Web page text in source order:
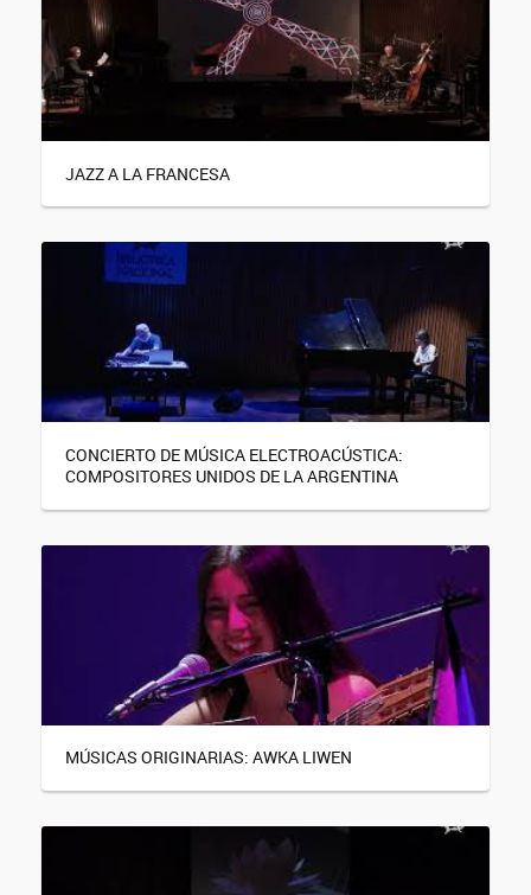
JAZZ A LA FRANCESA
CONCIERTO DE MÚSICA ELECTROACÚSTICA:
COMPOSITORES UNIDOS DE LA ARGENTINA
MÚSICAS ORIGINARIAS: AWKA LIWEN